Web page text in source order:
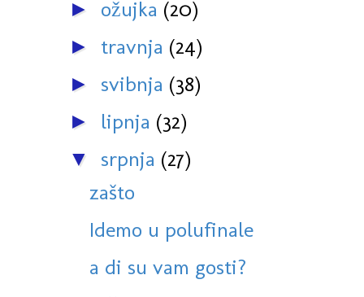
► ožujka (20)
► travnja (24)
► svibnja (38)
► lipnja (32)
▼ srpnja (27)
zašto
Idemo u polufinale
a di su vam gosti?